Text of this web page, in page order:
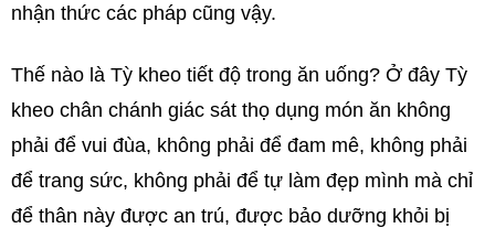
nhận thức các pháp cũng vậy.
Thế nào là Tỳ kheo tiết độ trong ăn uống? Ở đây Tỳ
kheo chân chánh giác sát thọ dụng món ăn không
phải để vui đùa, không phải để đam mê, không phải
để trang sức, không phải để tự làm đẹp mình mà chỉ
để thân này được an trú, được bảo dưỡng khỏi bị